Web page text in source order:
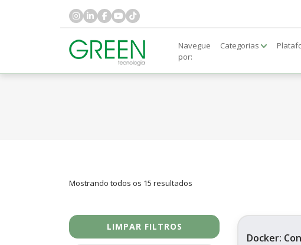
Navegue
por:
Categorias
Mostrando todos os 15 resultados
LIMPAR FILTROS
Docker: